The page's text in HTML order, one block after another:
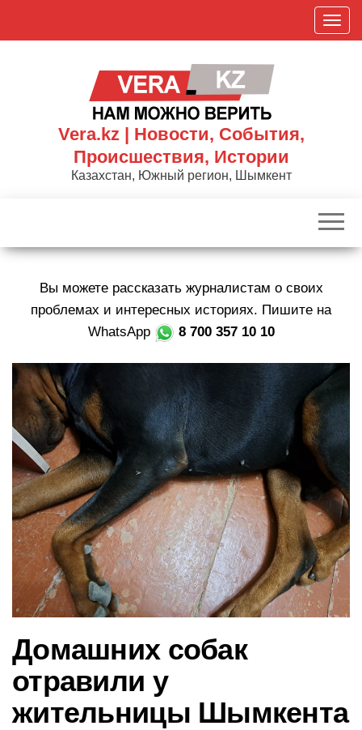
П
о
к
р
в
г
ц
и
ю
Vera.kz | Новости, События,
Происшествия, Истории
Казахстан, Южный регион, Шымкент
Вы можете рассказать журналистам о своих
проблемах и интересных историях. Пишите на
WhatsApp
8 700 357 10 10
Домашних собак
отравили у
жительницы Шымкента